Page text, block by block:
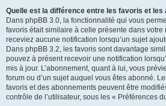
Quelle est la différence entre les favoris et les
Dans phpBB 3.0, la fonctionnalité qui vous
favoris était similaire à celle présente dans votre
receviez aucune notification lorsqu’un sujet
Dans phpBB 3.2, les favoris sont davantage
pouvez à présent recevoir une notification
mis à jour. L’abonnement, quant à lui, vous
forum ou d’un sujet auquel vous êtes abonné.
favoris et des abonnements peuvent être
contrôle de l’utilisateur, sous les « Préférences